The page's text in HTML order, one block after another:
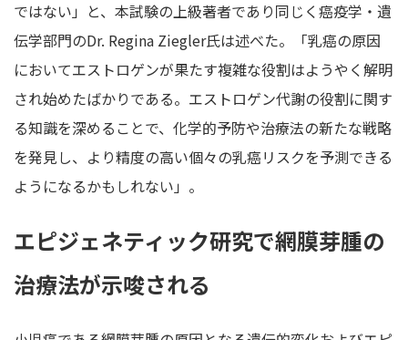
ではない」と、本試験の上級著者であり同じく癌疫学・遺
伝学部門のDr. Regina Ziegler氏は述べた。「乳癌の原因
においてエストロゲンが果たす複雑な役割はようやく解明
され始めたばかりである。エストロゲン代謝の役割に関す
る知識を深めることで、化学的予防や治療法の新たな戦略
を発見し、より精度の高い個々の乳癌リスクを予測できる
ようになるかもしれない」。
エピジェネティック研究で網膜芽腫の
治療法が示唆される